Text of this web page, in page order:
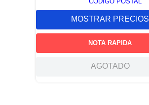
MOSTRAR PRECIOS
NOTA RAPIDA
AGOTADO